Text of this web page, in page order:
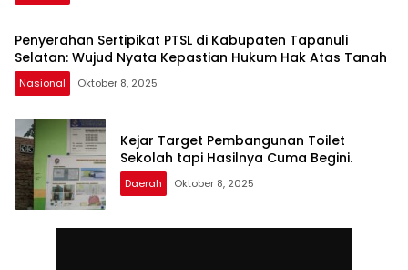
Penyerahan Sertipikat PTSL di Kabupaten Tapanuli
Selatan: Wujud Nyata Kepastian Hukum Hak Atas Tanah
Nasional Oktober 8, 2025
Kejar Target Pembangunan Toilet
Sekolah tapi Hasilnya Cuma Begini.
Daerah Oktober 8, 2025